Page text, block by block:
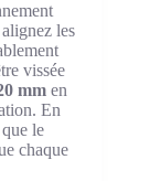
les
vissée
mm en
En
le
chaque